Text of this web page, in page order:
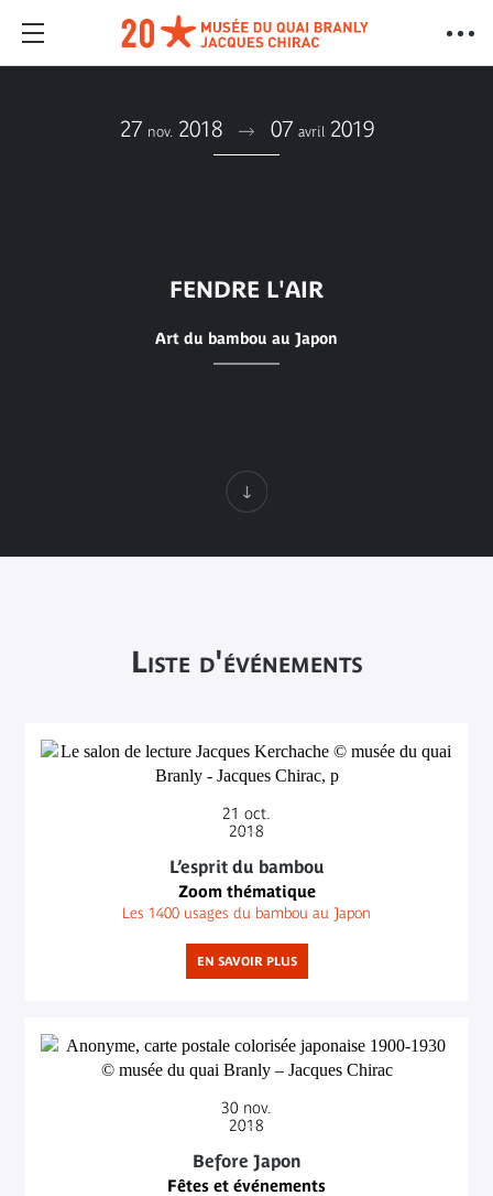
27 nov. 2018 07 avril 2019
FENDRE L'AIR
Art du bambou au Japon
Liste d'événements
21 oct.
2018
L’esprit du bambou
Zoom thématique
Les 1400 usages du bambou au Japon
EN SAVOIR PLUS
30 nov.
2018
Before Japon
Fêtes et événements